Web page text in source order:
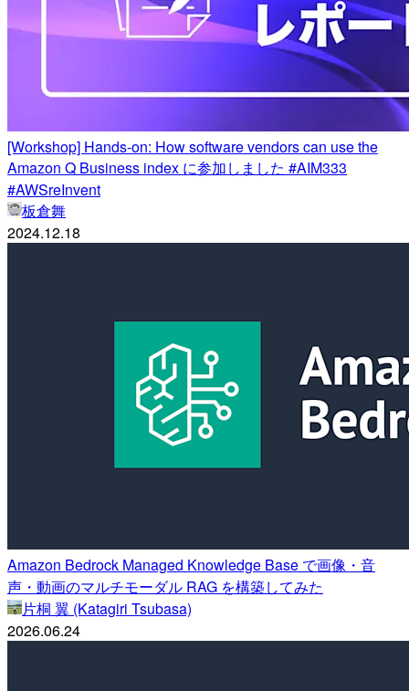
[Workshop] Hands-on: How software vendors can use the
Amazon Q Business index に参加しました #AIM333
#AWSreInvent
板倉舞
2024.12.18
Amazon Bedrock Managed Knowledge Base で画像・音
声・動画のマルチモーダル RAG を構築してみた
片桐 翼 (Katagiri Tsubasa)
2026.06.24